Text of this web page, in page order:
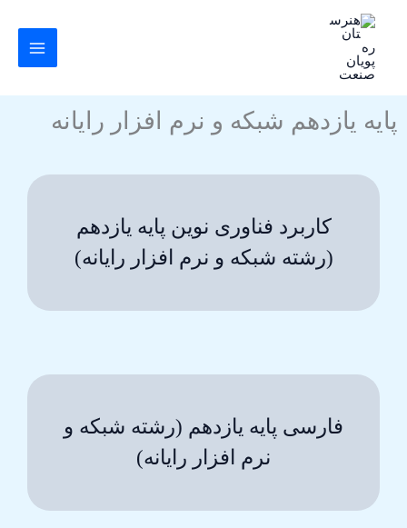
پایه یازدهم شبکه و نرم افزار رایانه
کاربرد فناوری نوین پایه یازدهم
(رشته شبکه و نرم افزار رایانه)
فارسی پایه یازدهم (رشته شبکه و
نرم افزار رایانه)